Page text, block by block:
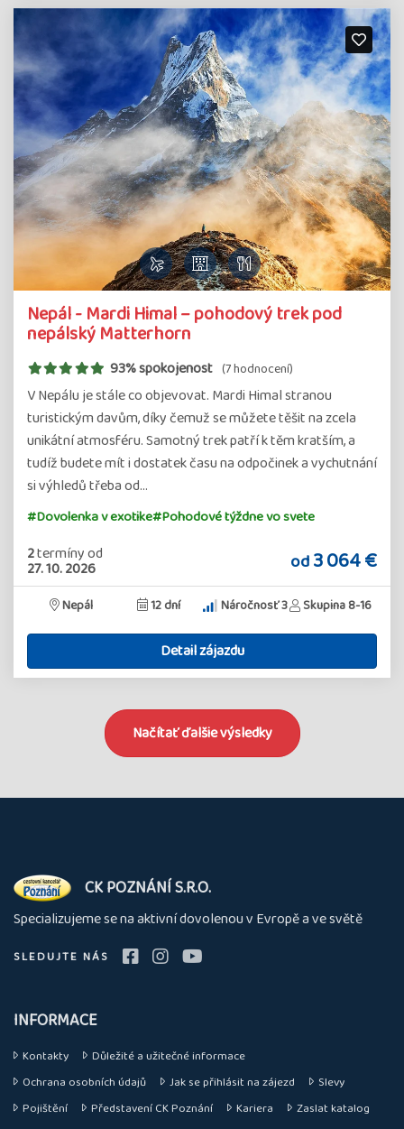
Nepál - Mardi Himal – pohodový trek pod
nepálský Matterhorn
93% spokojenost (7 hodnocení)
V Nepálu je stále co objevovat. Mardi Himal stranou
turistickým davům, díky čemuž se můžete těšit na zcela
unikátní atmosféru. Samotný trek patří k těm kratším, a
tudíž budete mít i dostatek času na odpočinek a vychutnání
si výhledů třeba od…
#Dovolenka v exotike#Pohodové týždne vo svete
2termínyod
27. 10. 2026 od3 064 €
Nepál 12 dní Náročnosť 3 Skupina 8-16
Detail zájazdu
Načítať ďalšie výsledky
O
nás
CK POZNÁNÍ S.R.O.
Specializujeme se na aktivní dovolenou v Evropě a ve světě
SLEDUJTE NÁS
INFORMACE
Kontakty
Důležité a užitečné informace
Ochrana osobních údajů
Jak se přihlásit na zájezd
Slevy
Pojištění
Představení CK Poznání Kariera
Zaslat katalog